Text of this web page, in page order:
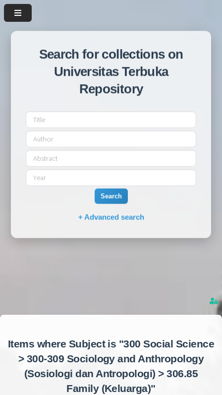
Search for collections on
Universitas Terbuka
Repository
Search
+ Advanced search
Items where Subject is "300 Social Science
> 300-309 Sociology and Anthropology
(Sosiologi dan Antropologi) > 306.85
Family (Keluarga)"